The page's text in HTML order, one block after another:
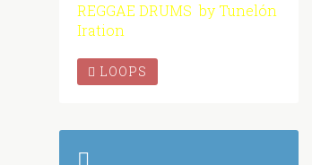
REGGAE DRUMS by Tunelón
Iration
LOOPS